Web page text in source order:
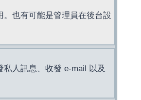
也有可能是管理員在後台設
人訊息、收發 e-mail 以及